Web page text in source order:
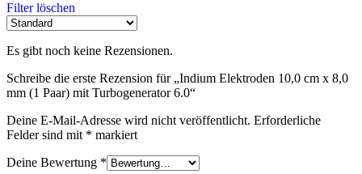
Filter löschen
Es gibt noch keine Rezensionen.
Schreibe die erste Rezension für „Indium Elektroden 10,0 cm x 8,0
mm (1 Paar) mit Turbogenerator 6.0“
Deine E-Mail-Adresse wird nicht veröffentlicht. Erforderliche
Felder sind mit * markiert
Deine Bewertung *